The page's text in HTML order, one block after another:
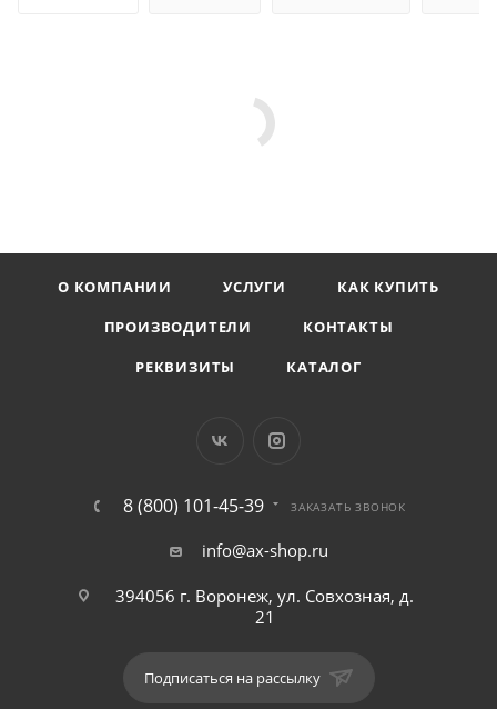
О КОМПАНИИ УСЛУГИ
КАК КУПИТЬ
ПРОИЗВОДИТЕЛИ
КОНТАКТЫ
РЕКВИЗИТЫ
КАТАЛОГ
8 (800) 101-45-39 ЗАКАЗАТЬ ЗВОНОК
info@ax-shop.ru
394056 г. Воронеж, ул. Совхозная, д.
21
Подписаться на рассылку